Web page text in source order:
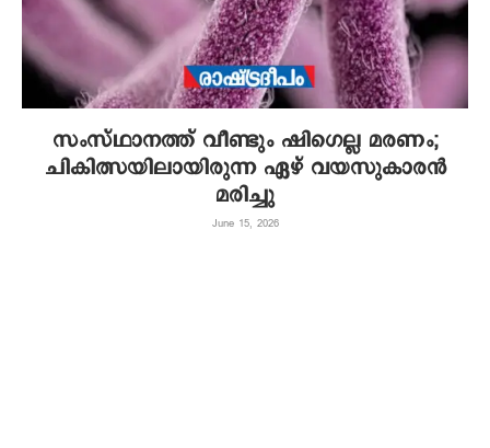
സംസ്ഥാനത്ത് വീണ്ടും ഷിഗെല്ല മരണം;
ചികിത്സയിലായിരുന്ന ഏഴ് വയസുകാരൻ
മരിച്ചു
June 15, 2026